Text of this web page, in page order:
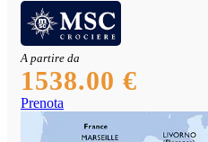
A partire da
1538.00 €
Prenota